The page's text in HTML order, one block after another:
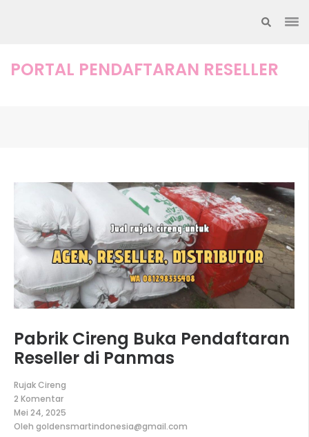
Enter)PORTAL PENDAFTARAN RESELLER
Pabrik Cireng Buka Pendaftaran
Reseller di Panmas
Rujak Cireng
2 Komentar
pada
Pabrik
Cireng
Mei 24, 2025
Oleh goldensmartindonesia@gmail.com